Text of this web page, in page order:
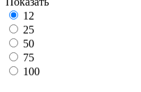
12
25
50
75
100